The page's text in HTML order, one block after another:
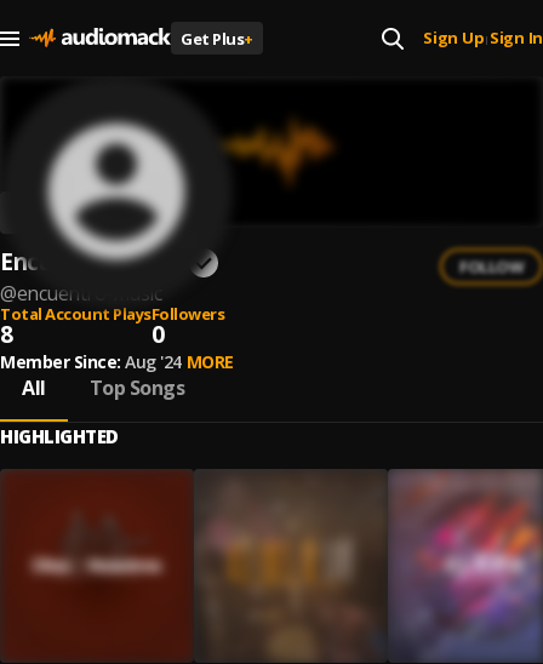
Get Plus+ Sign Up| Sign In
Encuentro Music
@encuentro-music
FOLLOW
Total Account Plays
8
Followers
0
Member Since: Aug '24 MORE
All Top Songs
HIGHLIGHTED